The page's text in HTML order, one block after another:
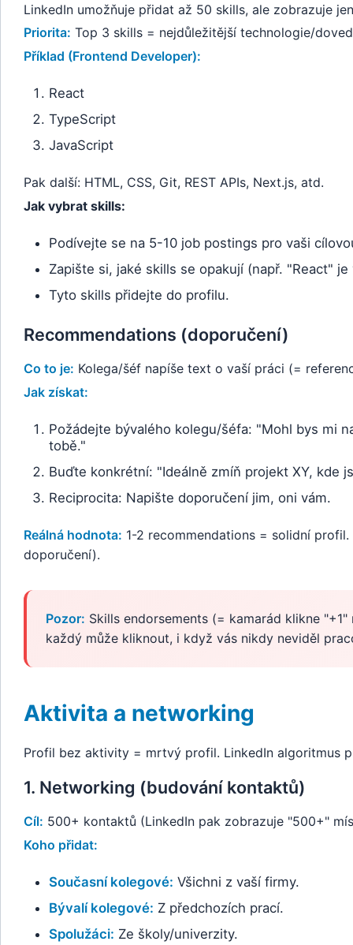
LinkedIn umožňuje přidat až 50 skills, ale zobrazuje
Priorita: Top 3 skills = nejdůležitější technologie/
Příklad (Frontend Developer):
React
TypeScript
JavaScript
Pak další: HTML, CSS, Git, REST APIs, Next.js, atd.
Jak vybrat skills:
Podívejte se na 5-10 job postings pro vaši
Zapište si, jaké skills se opakují (např. "React"
Tyto skills přidejte do profilu.
Recommendations (doporučení)
Co to je: Kolega/šéf napíše text o vaší práci (=
Jak získat:
Požádejte bývalého kolegu/šéfa: "Mohl bys mi
tobě."
Buďte konkrétní: "Ideálně zmíň projekt XY, kde
Reciprocita: Napište doporučení jim, oni vám.
Reálná hodnota: 1-2 recommendations = solidní
doporučení).
Pozor: Skills endorsements (= kamarád klikne
každý může kliknout, i když vás nikdy neviděl
Aktivita a networking
Profil bez aktivity = mrtvý profil. LinkedIn algoritmus
1. Networking (budování kontaktů)
Cíl: 500+ kontaktů (LinkedIn pak zobrazuje "500+"
Koho přidat:
Současní kolegové: Všichni z vaší firmy.
Bývalí kolegové: Z předchozích prací.
Spolužáci: Ze školy/univerzity.